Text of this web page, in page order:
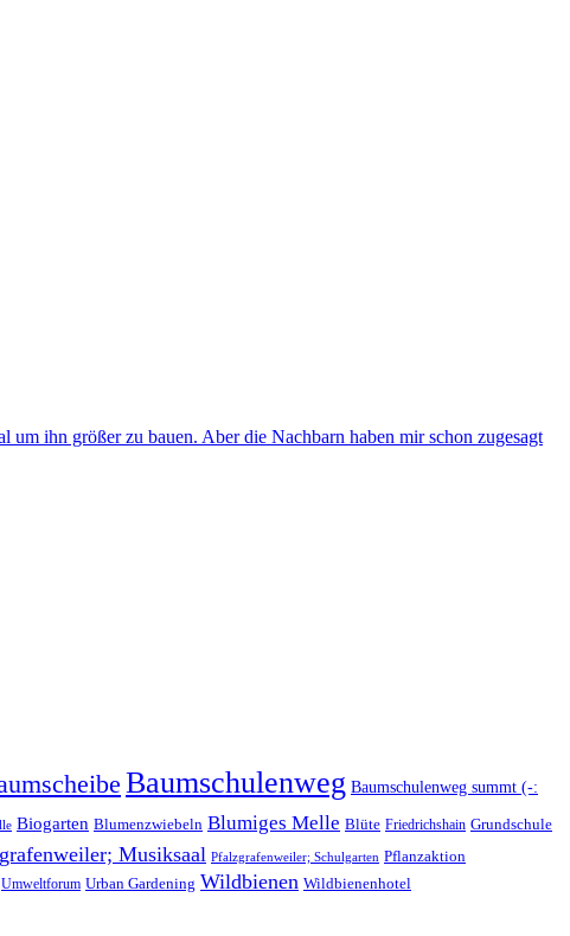
ihn größer zu bauen. Aber die Nachbarn haben mir schon zugesagt
Baumschulenweg Baumschulenweg summt (-:
Biogarten Blumenzwiebeln Blumiges Melle Blüte Friedrichshain Grundschule
Musiksaal Pfalzgrafenweiler; Schulgarten Pflanzaktion
Umweltforum Urban Gardening Wildbienen Wildbienenhotel